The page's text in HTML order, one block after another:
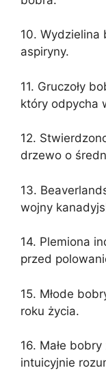
10. Wydzielina
aspiryny.
11. Gruczoły
który odpycha
12.
drzewo o
13.
wojny
14. Plemiona
przed
15. Młode
roku życia.
16. Małe
intuicyjnie